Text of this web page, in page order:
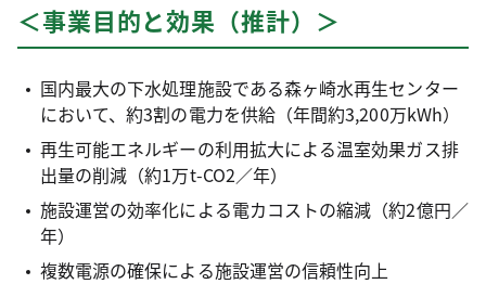
＜事業目的と効果（推計）＞
国内最大の下水処理施設である森ヶ崎水再生センター
において、約3割の電力を供給（年間約3,200万kWh）
再生可能エネルギーの利用拡大による温室効果ガス排
出量の削減（約1万t-CO2／年）
施設運営の効率化による電カコストの縮減（約2億円／
年）
複数電源の確保による施設運営の信頼性向上